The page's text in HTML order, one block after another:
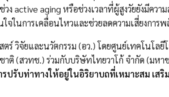
active aging หรือช่วงเวลาที่ผู้สูงวัยยังมีควา
ใจในการเคลื่อนไหวและช่วยลดความเสี่ยงการ
ตร์ วิจัยและนวัตกรรม (อว.) โดยศูนย์เทคโนโ
าติ (สวทช.) ร่วมกับบริษัทไทยวาโก้ จำกัด (มห
ปรับท่าทางให้อยู่ในอิริยาบถที่เหมาะสม เสริ